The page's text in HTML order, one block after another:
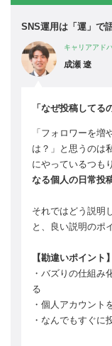
SNS運用は「運」で
キャリアアド
成瀬 遼
「なぜ投稿してる
「フォロワーを
は？」と思うのは
にやっているつも
なる個人の日常投
それではどう説明
と、良い説明のポ
【勘違いポイント】
・バズりの仕組み
る
・個人アカウント
・なんでもすぐに